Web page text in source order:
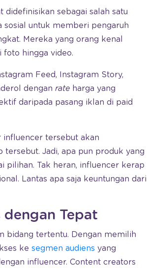
didefinisikan sebagai salah satu
sosial untuk memberi pengaruh
Mereka yang orang kenal
foto hingga video.
Feed, Instagram Story,
dengan rate harga yang
daripada pasang iklan di paid
influencer tersebut akan
Jadi, apa pun produk yang
pilihan. Tak heran, influencer kerap
Lantas apa saja keuntungan dari
dengan Tepat
bidang tertentu. Dengan memilih
ke segmen audiens yang
influencer. Content creators